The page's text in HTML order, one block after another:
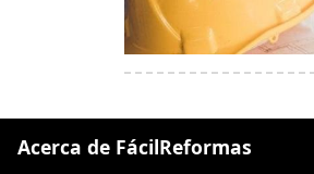
Acerca de FácilReformas